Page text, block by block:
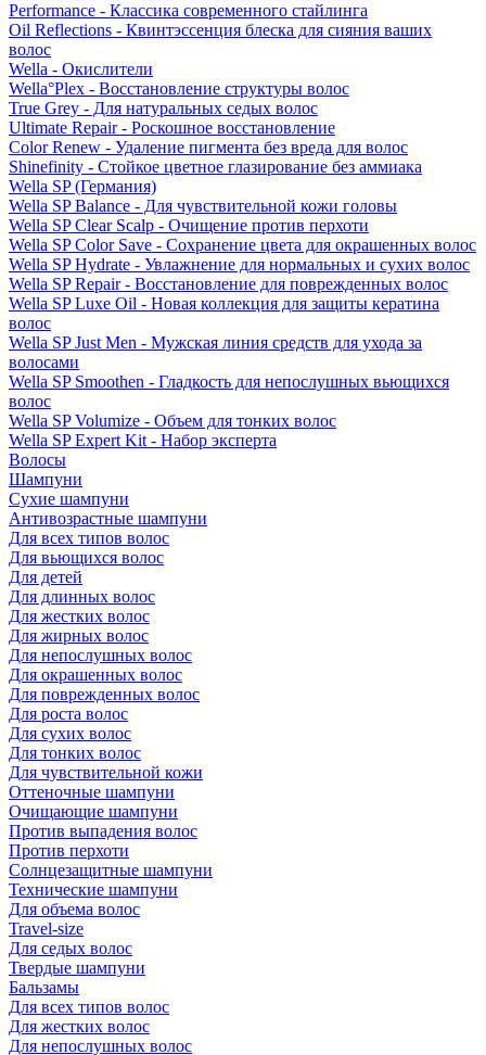
Performance - Классика современного стайлинга
Oil Reflections - Квинтэссенция блеска для сияния ваших
волос
Wella - Окислители
Wella°Plex - Восстановление структуры волос
True Grey - Для натуральных седых волос
Ultimate Repair - Роскошное восстановление
Color Renew - Удаление пигмента без вреда для волос
Shinefinity - Стойкое цветное глазирование без аммиака
Wella SP (Германия)
Wella SP Balance - Для чувствительной кожи головы
Wella SP Clear Scalp - Очищение против перхоти
Wella SP Color Save - Сохранение цвета для окрашенных волос
Wella SP Hydrate - Увлажнение для нормальных и сухих волос
Wella SP Repair - Восстановление для поврежденных волос
Wella SP Luxe Oil - Новая коллекция для защиты кератина
волос
Wella SP Just Men - Мужская линия средств для ухода за
волосами
Wella SP Smoothen - Гладкость для непослушных вьющихся
волос
Wella SP Volumize - Объем для тонких волос
Wella SP Expert Kit - Набор эксперта
Волосы
Шампуни
Сухие шампуни
Антивозрастные шампуни
Для всех типов волос
Для вьющихся волос
Для детей
Для длинных волос
Для жестких волос
Для жирных волос
Для непослушных волос
Для окрашенных волос
Для поврежденных волос
Для роста волос
Для сухих волос
Для тонких волос
Для чувствительной кожи
Оттеночные шампуни
Очищающие шампуни
Против выпадения волос
Против перхоти
Солнцезащитные шампуни
Технические шампуни
Для объема волос
Travel-size
Для седых волос
Твердые шампуни
Бальзамы
Для всех типов волос
Для жестких волос
Для непослушных волос